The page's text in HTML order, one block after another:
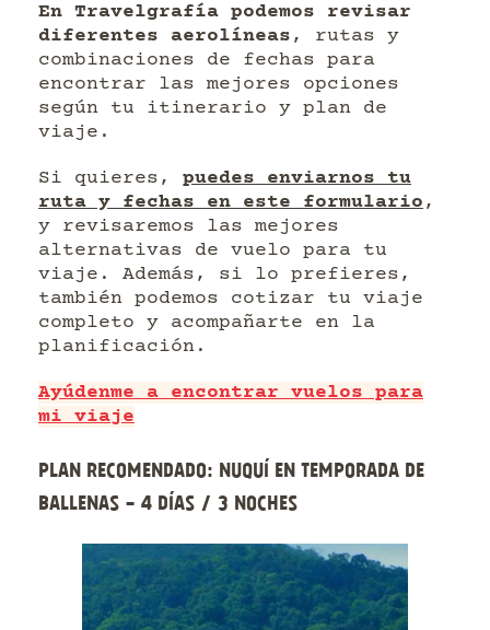
En Travelgrafía podemos revisar
diferentes aerolíneas , rutas y
combinaciones de fechas para
encontrar las mejores opciones
según tu itinerario y plan de
viaje.
Si quieres, puedes enviarnos tu
ruta y fechas en este formulario,
y revisaremos las mejores
alternativas de vuelo para tu
viaje. Además, si lo prefieres,
también podemos cotizar tu viaje
completo y acompañarte en la
planificación.
Ayúdenme a encontrar vuelos para
mi viaje
Plan recomendado: Nuquí en temporada de
ballenas - 4 días / 3 noches